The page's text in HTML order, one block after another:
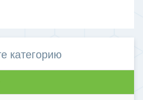
категорию